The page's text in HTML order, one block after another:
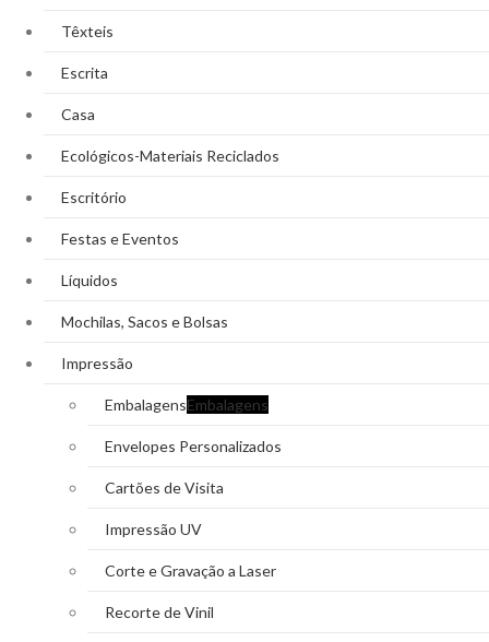
Têxteis
Escrita
Casa
Ecológicos-Materiais Reciclados
Escritório
Festas e Eventos
Líquidos
Mochilas, Sacos e Bolsas
Impressão
EmbalagensEmbalagens
Envelopes Personalizados
Cartões de Visita
Impressão UV
Corte e Gravação a Laser
Recorte de Vinil